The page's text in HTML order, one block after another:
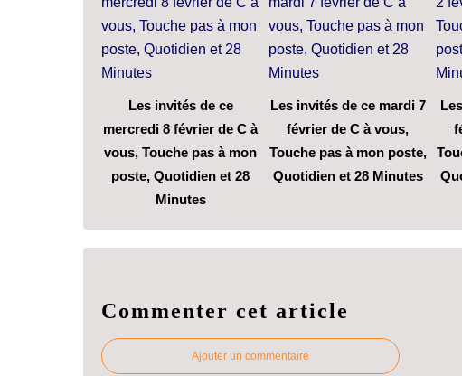
Les invités de ce
mercredi 8 février de C à
vous, Touche pas à mon
poste, Quotidien et 28
Minutes
Les invités de ce mardi 7
février de C à vous,
Touche pas à mon poste,
Quotidien et 28 Minutes
Commenter cet article
Ajouter un commentaire